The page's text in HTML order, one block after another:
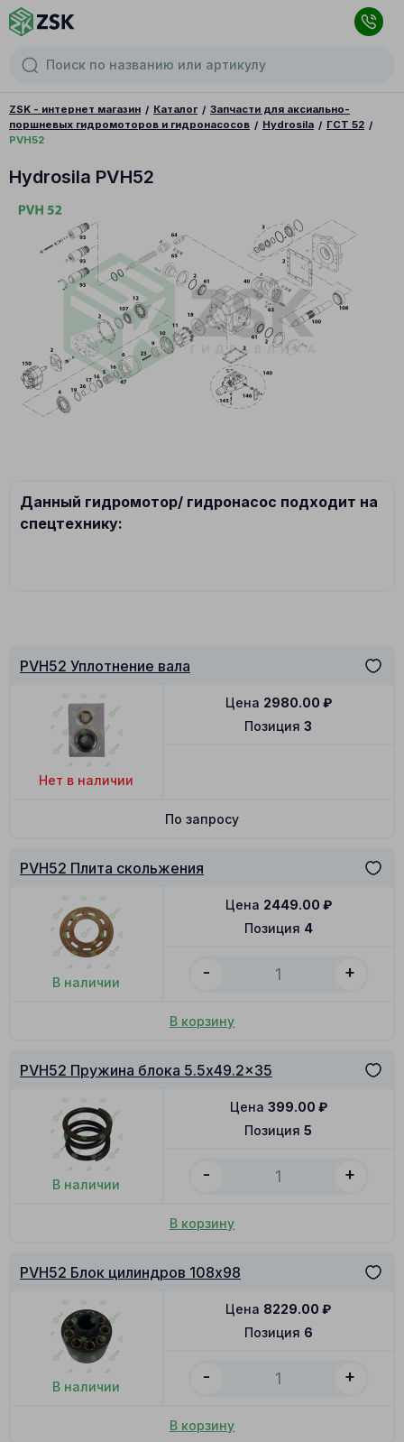
ZSK - интернет магазин Каталог
Запчасти для аксиально-
поршневых гидромоторов и гидронасосов
Hydrosila
ГСТ 52
PVH52
Hydrosila PVH52
Данный гидромотор/ гидронасос подходит на
спецтехнику:
PVH52 Уплотнение вала
Нет в наличии
Позиция 3
Цена 2980.00 ₽
По запросу
PVH52 Плита скольжения
В наличии
Позиция 4
Цена 2449.00 ₽
- +
В корзину
PVH52 Пружина блока 5.5x49.2x35
В наличии
Позиция 5
Цена 399.00 ₽
- +
В корзину
PVH52 Блок цилиндров 108x98
В наличии
Позиция 6
Цена 8229.00 ₽
- +
В корзину